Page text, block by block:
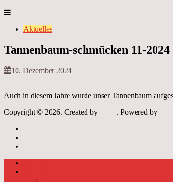
Aktuelles
Tannenbaum-schmücken 11-2024
10. Dezember 2024
Auch in diesem Jahre wurde unser Tannenbaum
Copyright © 2026. Created by
. Powered by